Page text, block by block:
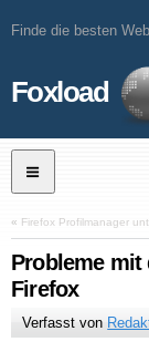
Finde die besten
Foxload
« Firefox Profilmanager
Probleme mit
Firefox
Verfasst von